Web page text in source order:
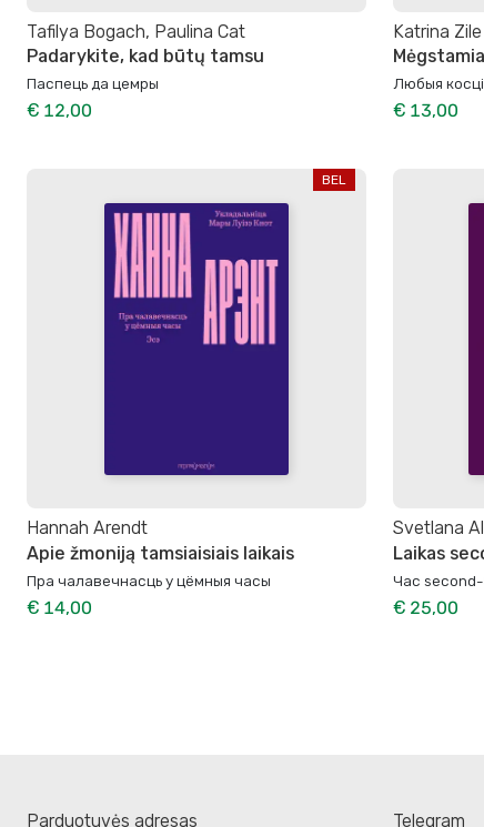
Tafilya Bogach, Paulina Cat
Padarykite, kad būtų tamsu
Паспець да цемры
€ 12,00
Katrina Zile
Любыя косці
€ 13,00
BEL
Hannah Arendt
Apie žmoniją tamsiaisiais laikais
Пра чалавечнасць у цёмныя часы
€ 14,00
Svetlana
Laikas
Час
€ 25,00
Parduotuvės adresas Telegram